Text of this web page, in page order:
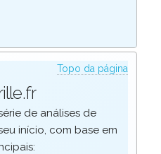
Topo da página
de análises de
início, com base em